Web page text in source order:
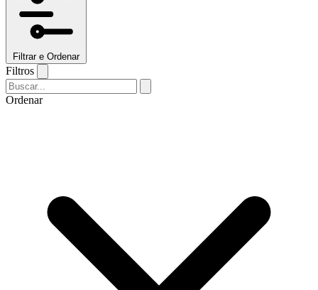
Filtrar e Ordenar
Filtros
Ordenar